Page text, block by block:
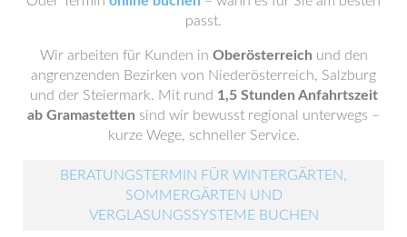
passt.
Wir arbeiten für Kunden in Oberösterreich und den
angrenzenden Bezirken von Niederösterreich, Salzburg
und der Steiermark. Mit rund 1,5 Stunden Anfahrtszeit
ab Gramastetten sind wir bewusst regional unterwegs –
kurze Wege, schneller Service.
BERATUNGSTERMIN FÜR WINTERGÄRTEN,
SOMMERGÄRTEN UND
VERGLASUNGSSYSTEME BUCHEN